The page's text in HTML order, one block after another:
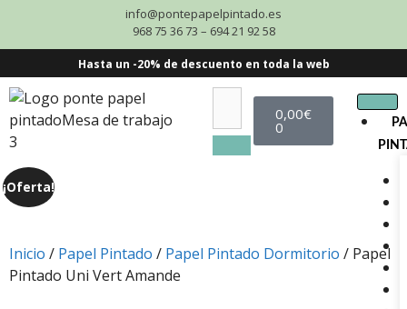
info@pontepapelpintado.es
968 75 36 73 – 694 21 92 58
Hasta un -20% de descuento en toda la web
0,00€
0
¡Oferta!
Inicio / Papel Pintado / Papel Pintado Dormitorio / Papel
Pintado Uni Vert Amande